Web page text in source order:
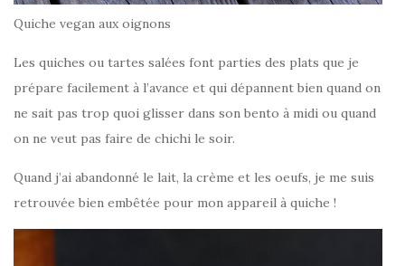
Quiche vegan aux oignons
Les quiches ou tartes salées font parties des plats que je
prépare facilement à l’avance et qui dépannent bien quand on
ne sait pas trop quoi glisser dans son bento à midi ou quand
on ne veut pas faire de chichi le soir.
Quand j’ai abandonné le lait, la crème et les oeufs, je me suis
retrouvée bien embêtée pour mon appareil à quiche !